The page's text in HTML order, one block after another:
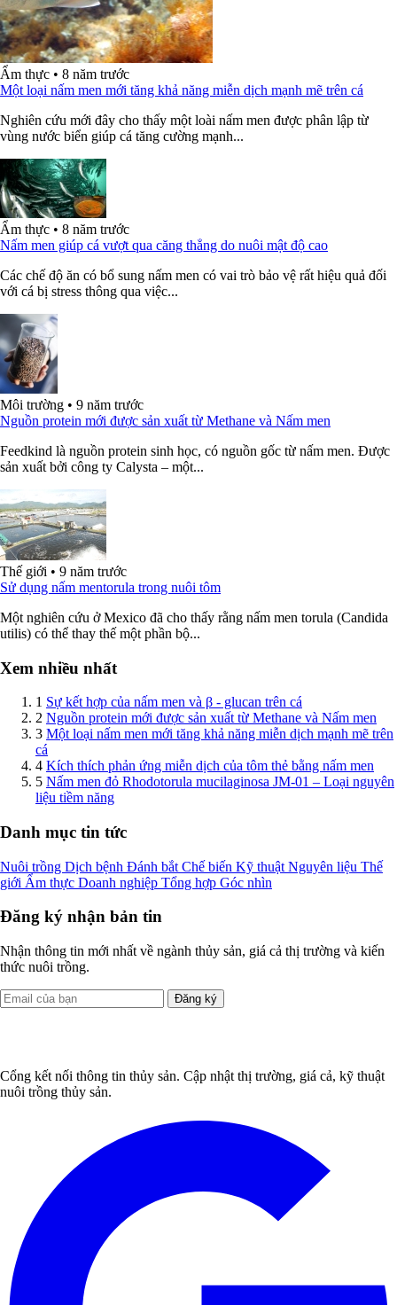
Ẩm thực • 8 năm trước
Một loại nấm men mới tăng khả năng miễn dịch mạnh mẽ trên cá
Nghiên cứu mới đây cho thấy một loài nấm men được phân lập từ
vùng nước biển giúp cá tăng cường mạnh...
Ẩm thực • 8 năm trước
Nấm men giúp cá vượt qua căng thẳng do nuôi mật độ cao
Các chế độ ăn có bổ sung nấm men có vai trò bảo vệ rất hiệu quả đối
với cá bị stress thông qua việc...
Môi trường • 9 năm trước
Nguồn protein mới được sản xuất từ Methane và Nấm men
Feedkind là nguồn protein sinh học, có nguồn gốc từ nấm men. Được
sản xuất bởi công ty Calysta – một...
Thế giới • 9 năm trước
Sử dụng nấm mentorula trong nuôi tôm
Một nghiên cứu ở Mexico đã cho thấy rằng nấm men torula (Candida
utilis) có thể thay thế một phần bộ...
Xem nhiều nhất
1 Sự kết hợp của nấm men và β ‐ glucan trên cá
2 Nguồn protein mới được sản xuất từ Methane và Nấm men
3 Một loại nấm men mới tăng khả năng miễn dịch mạnh mẽ trên
cá
4 Kích thích phản ứng miễn dịch của tôm thẻ bằng nấm men
5 Nấm men đỏ Rhodotorula mucilaginosa JM-01 – Loại nguyên
liệu tiềm năng
Danh mục tin tức
Nuôi trồng Dịch bệnh Đánh bắt Chế biến Kỹ thuật Nguyên liệu Thế
giới Ẩm thực Doanh nghiệp Tổng hợp Góc nhìn
Đăng ký nhận bản tin
Nhận thông tin mới nhất về ngành thủy sản, giá cả thị trường và kiến
thức nuôi trồng.
Đăng ký
Cổng kết nối thông tin thủy sản. Cập nhật thị trường, giá cả, kỹ thuật
nuôi trồng thủy sản.